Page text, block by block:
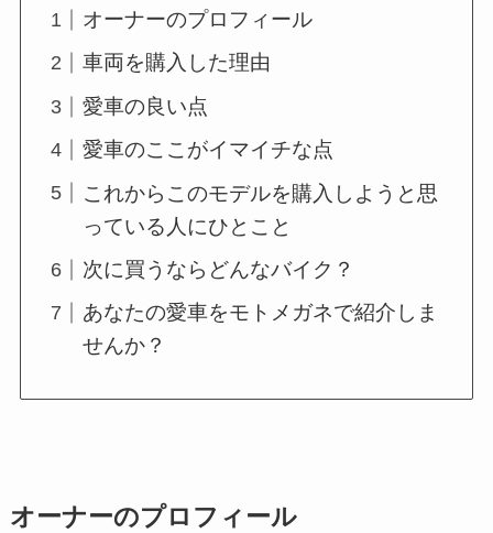
オーナーのプロフィール
車両を購入した理由
愛車の良い点
愛車のここがイマイチな点
これからこのモデルを購入しようと思
っている人にひとこと
次に買うならどんなバイク？
あなたの愛車をモトメガネで紹介しま
せんか？
オーナーのプロフィール